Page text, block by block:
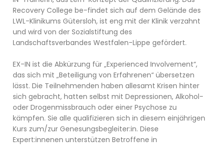
Recovery College be-findet sich auf dem Gelände des
LWL-Klinikums Gütersloh, ist eng mit der Klinik verzahnt
und wird von der Sozialstiftung des
Landschaftsverbandes Westfalen-Lippe gefördert.
EX-IN ist die Abkürzung für „Experienced Involvement“,
das sich mit „Beteiligung von Erfahrenen“ übersetzen
lässt. Die Teilnehmenden haben allesamt Krisen hinter
sich gebracht, hatten selbst mit Depressionen, Alkohol-
oder Drogenmissbrauch oder einer Psychose zu
kämpfen. Sie alle qualifizieren sich in diesem einjährigen
Kurs zum/zur Genesungsbegleiter:in. Diese
Expert:innenen unterstützen Betroffene in